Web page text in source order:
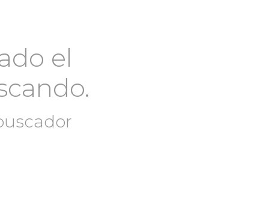
el